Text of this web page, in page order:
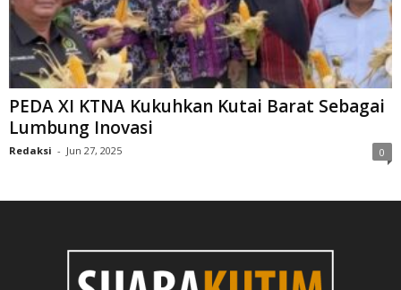
PEDA XI KTNA Kukuhkan Kutai Barat Sebagai
Lumbung Inovasi
Redaksi - Jun 27, 2025 0